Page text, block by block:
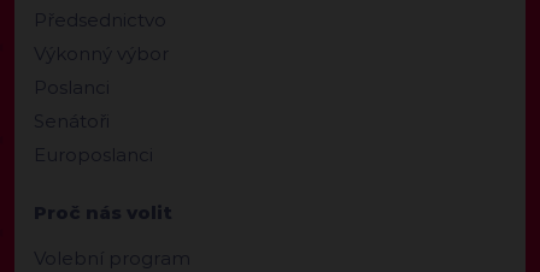
Předsednictvo
Výkonný výbor
Poslanci
Senátoři
Europoslanci
Proč nás volit
Volební program